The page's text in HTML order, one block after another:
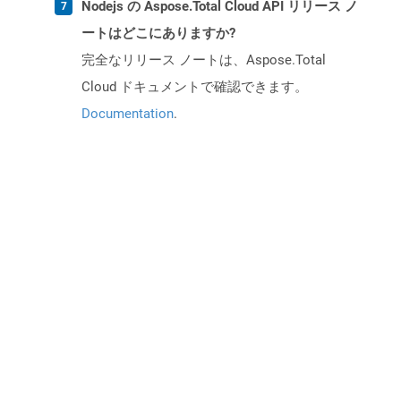
Nodejs の Aspose.Total Cloud API リリース ノ
ートはどこにありますか?
完全なリリース ノートは、Aspose.Total
Cloud ドキュメントで確認できます。
Documentation.